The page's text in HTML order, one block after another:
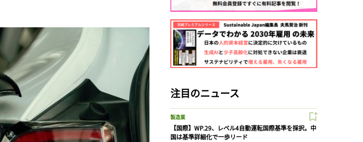
注目のニュース
製造業
【国際】WP.29、レベル4自動運転国際基準を採択。中
国は基準詳細化で一歩リード